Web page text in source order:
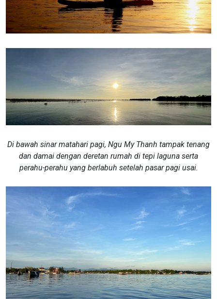
Di bawah sinar matahari pagi, Ngu My Thanh tampak tenang
dan damai dengan deretan rumah di tepi laguna serta
perahu-perahu yang berlabuh setelah pasar pagi usai.